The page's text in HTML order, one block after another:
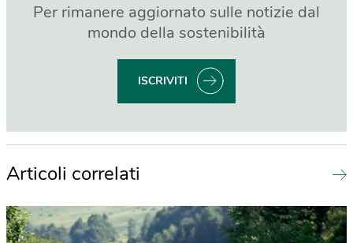
Per rimanere aggiornato sulle notizie dal
mondo della sostenibilità
ISCRIVITI
Articoli correlati